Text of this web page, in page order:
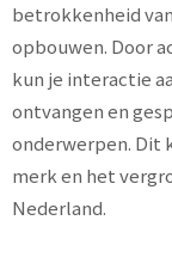
betrokkenheid
opbouwen. Door
kun je interactie
ontvangen en
onderwerpen. Dit
merk en het
Nederland.